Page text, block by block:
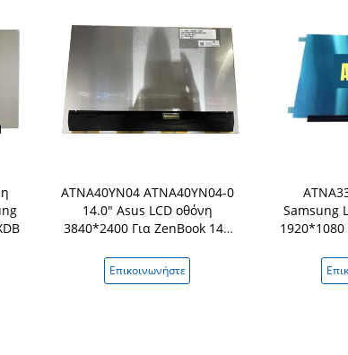
ATNA40YN04 ATNA40YN04-0
14.0" Asus LCD οθόνη
3840*2400 Για ZenBook 14X
Επικοινωνήστε
Samsung
1920*1080